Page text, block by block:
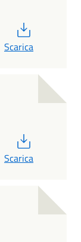
Scarica
Scarica